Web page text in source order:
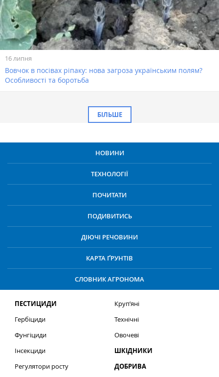
16 липня
Вовчок в посівах ріпаку: нова загроза українським полям?
Особливості та боротьба
БІЛЬШЕ
НОВИНИ
ТЕХНОЛОГІЇ
ПОЧИТАТИ
ПОДИВИТИСЬ
ДІЮЧІ РЕЧОВИНИ
КАРТА ҐРУНТІВ
СЛОВНИК АГРОНОМА
ПЕСТИЦИДИ
Гербіциди
Фунгіциди
Інсекциди
Регулятори росту
Круп’яні
Технічні
Овочеві
ШКІДНИКИ
ДОБРИВА